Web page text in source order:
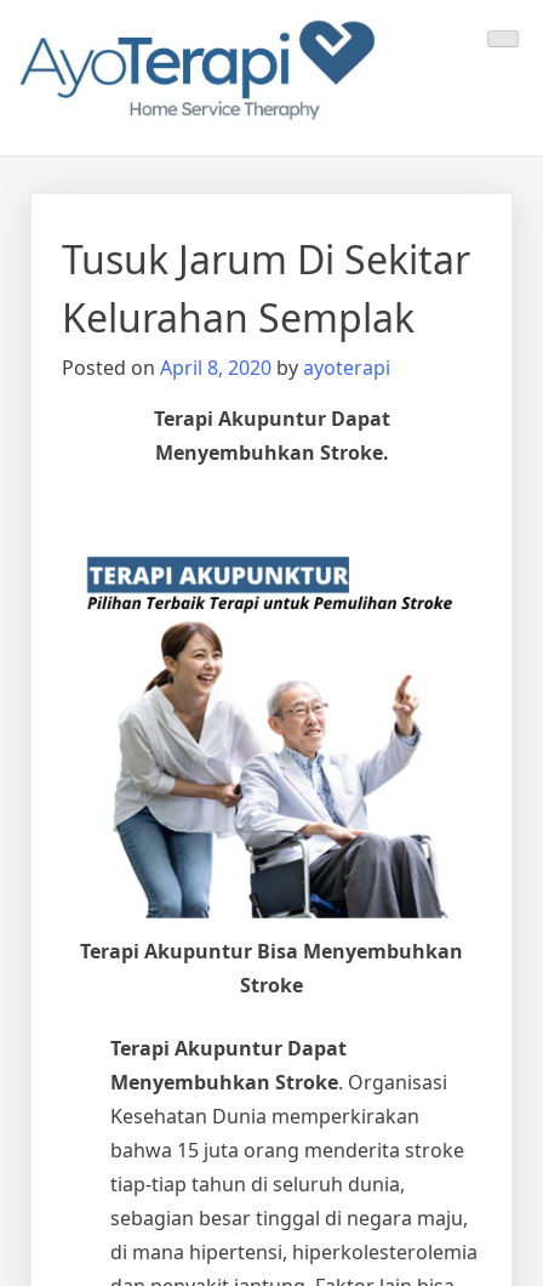
content
Ayo Terapi
Tusuk Jarum Di Sekitar
Kelurahan Semplak
Posted on April 8, 2020 byayoterapi
Terapi Akupuntur Dapat
Menyembuhkan Stroke.
Terapi Akupuntur Bisa Menyembuhkan
Stroke
Terapi Akupuntur Dapat
Menyembuhkan Stroke. Organisasi
Kesehatan Dunia memperkirakan
bahwa 15 juta orang menderita stroke
tiap-tiap tahun di seluruh dunia,
sebagian besar tinggal di negara maju,
di mana hipertensi, hiperkolesterolemia